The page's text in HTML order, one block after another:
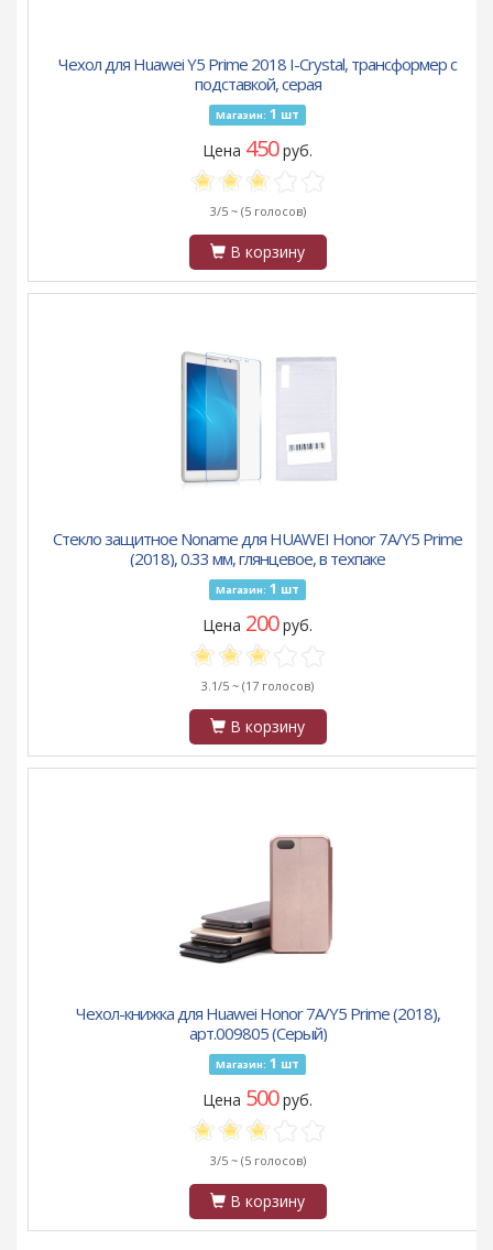
Чехол для Huawei Y5 Prime 2018 I-Crystal, трансформер с
подставкой, серая
Магазин: 1 шт
Цена 450руб.
3/5 ~ (5 голосов)
В корзину
Стекло защитное Noname для HUAWEI Honor 7A/Y5 Prime
(2018), 0.33 мм, глянцевое, в техпаке
Магазин: 1 шт
Цена 200руб.
3.1/5 ~ (17 голосов)
В корзину
Чехол-книжка для Huawei Honor 7A/Y5 Prime (2018),
арт.009805 (Серый)
Магазин: 1 шт
Цена 500руб.
3/5 ~ (5 голосов)
В корзину